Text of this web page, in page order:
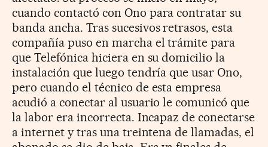
cuando contactó con Ono para contratar su
banda ancha. Tras sucesivos retrasos, esta
compañía puso en marcha el trámite para
que Telefónica hiciera en su domicilio la
instalación que luego tendría que usar Ono,
pero cuando el técnico de esta empresa
acudió a conectar al usuario le comunicó que
la labor era incorrecta. Incapaz de conectarse
a internet y tras una treintena de llamadas, el